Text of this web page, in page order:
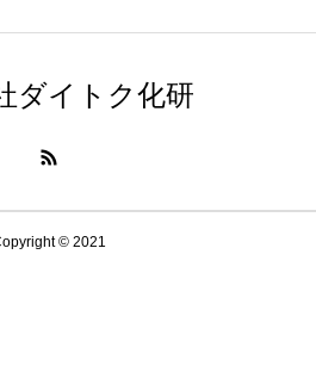
ダイトク化研
© 2021